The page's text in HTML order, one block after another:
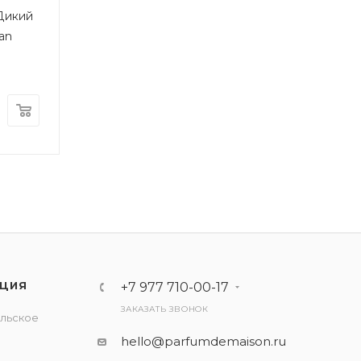
+7 977 710-00-17
ЗАКАЗАТЬ ЗВОНОК
hello@parfumdemaison.ru